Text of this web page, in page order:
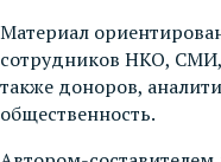
Материал
сотрудников НКО, СМИ,
также доноров,
общественность.